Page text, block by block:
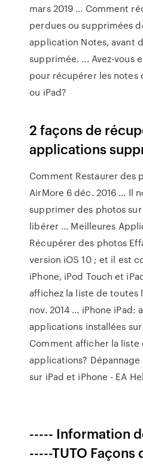
mars 2019 ... Comment
perdues ou supprimées
application Notes, avant
supprimée. ... Avez-vous
pour récupérer les notes
ou iPad?
2 façons de
applications
Comment Restaurer des
AirMore 6 déc. 2016 ... Il
supprimer des photos
libérer ... Meilleures
Récupérer des photos
version iOS 10 ; et il est
iPhone, iPod Touch et
affichez la liste de toutes
nov. 2014 ... iPhone iPad:
applications installées
Comment afficher la
applications? Dépannage
sur iPad et iPhone - EA
----- Information
-----TUTO Façons